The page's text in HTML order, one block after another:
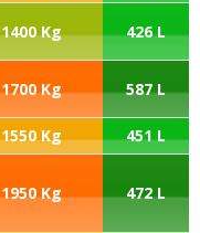
1400 Kg 426 L
1700 Kg 587 L
1550 Kg
451 L
1950 Kg 472 L